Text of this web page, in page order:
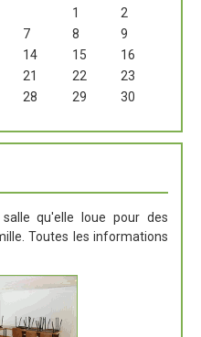
1
2
7 8
9
14 15
16
21 22
23
28 29
30
qu'elle loue pour des
Toutes les informations